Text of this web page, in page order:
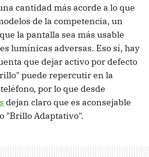
cantidad más acorde a lo que
de la competencia, un
la pantalla sea más usable
lumínicas adversas. Eso sí, hay
que dejar activo por defecto
puede repercutir en la
por lo que desde
dejan claro que es aconsejable
"Brillo Adaptativo".